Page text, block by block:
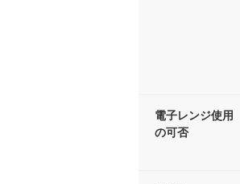
電子レンジ使用
の可否